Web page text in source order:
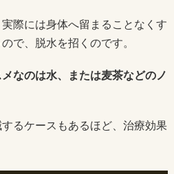
際には身体へ留まることなくす
で、脱水を招くのです。
なのは水、または麦茶などのノ
るケースもあるほど、治療効果